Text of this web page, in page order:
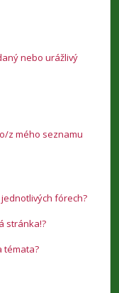
nebo urážlivý
z mého seznamu
fórech?
stránka!?
témata?